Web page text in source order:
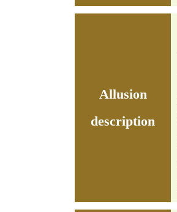
Allusion
description